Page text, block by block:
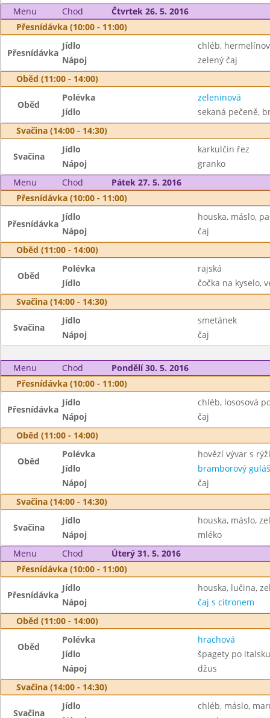
Menu
Chod
Čtvrtek 26. 5. 2016
Přesnídávka (10:00 - 11:00)
Přesnídávka
Jídlo
chléb,
Nápoj
zelený čaj
Oběd (11:00 - 14:00)
Oběd
Polévka
zeleninová
Jídlo
sekaná pečeně,
Svačina (14:00 - 14:30)
Svačina
Jídlo
karkulčin řez
Nápoj
granko
Menu
Chod
Pátek 27. 5. 2016
Přesnídávka (10:00 - 11:00)
Přesnídávka
Jídlo
houska, máslo,
Nápoj
čaj
Oběd (11:00 - 14:00)
Oběd
Polévka
rajská
Jídlo
čočka na kyselo,
Svačina (14:00 - 14:30)
Svačina
Jídlo
smetánek
Nápoj
čaj
Menu Chod
Pondělí 30. 5. 2016
Přesnídávka (10:00 - 11:00)
Přesnídávka
Jídlo
chléb, lososová
Nápoj
čaj
Oběd (11:00 - 14:00)
Oběd
Polévka
hovězí vývar s rýží
Jídlo
bramborový guláš
Nápoj
čaj
Svačina (14:00 - 14:30)
Svačina
Jídlo
houska, máslo,
Nápoj
mléko
Menu
Chod
Úterý 31. 5. 2016
Přesnídávka (10:00 - 11:00)
Přesnídávka
Jídlo
houska, lučina,
Nápoj
čaj s citronem
Oběd (11:00 - 14:00)
Oběd
Polévka
hrachová
Jídlo
špagety po italsku
Nápoj
džus
Svačina (14:00 - 14:30)
Svačina
Jídlo
chléb, máslo,